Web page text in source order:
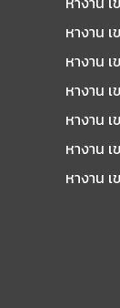
หางาน
หางาน
หางาน
หางาน เ
หางาน เ
หางาน